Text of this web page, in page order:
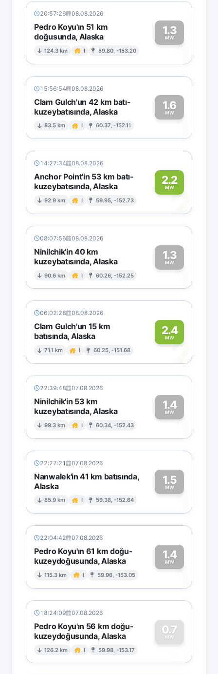
20:57:26 08.08.2026
Pedro Koyu'ın 51 km
doğusunda, Alaska
124.3 km I 59.80, -153.20
1.3
MW1
15:56:54 08.08.2026
Clam Gulch'un 42 km batı-
kuzeybatısında, Alaska
83.5 km I 60.37, -152.11
1.6
MW1
14:27:34 08.08.2026
Anchor Point'in 53 km batı-
kuzeybatısında, Alaska
92.9 km I 59.95, -152.73
2.2
MW
2
08:07:56 08.08.2026
Ninilchik'in 40 km
kuzeybatısında, Alaska
90.6 km I 60.26, -152.25
1.3
MW1
06:02:28 08.08.2026
Clam Gulch'un 15 km
batısında, Alaska
71.1 km I 60.25, -151.68
2.4
MW2
22:39:48 07.08.2026
Ninilchik'in 53 km
kuzeybatısında, Alaska
99.3 km I 60.34, -152.43
1.4
MW1
22:27:21 07.08.2026
Nanwalek'in 41 km batısında,
Alaska
85.9 km I 59.38, -152.64
1.5
MW1
22:04:42 07.08.2026
Pedro Koyu'ın 61 km doğu-
kuzeydoğusunda, Alaska
115.3 km I 59.96, -153.05
1.4
MW1
18:24:09 07.08.2026
Pedro Koyu'ın 56 km doğu-
kuzeydoğusunda, Alaska
126.2 km I 59.98, -153.17
0.7
MW
0